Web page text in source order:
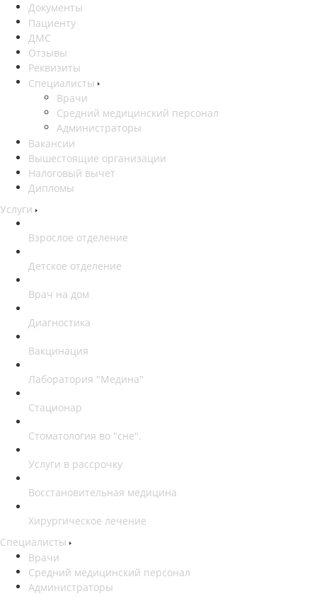
Документы
Пациенту
ДМС
Отзывы
Реквизиты
Специалисты
Врачи
Средний медицинский персонал
Администраторы
Вакансии
Вышестоящие организации
Налоговый вычет
Дипломы
Услуги
Взрослое отделение
Детское отделение
Врач на дом
Диагностика
Вакцинация
Лаборатория "Медина"
Стационар
Стоматология во "сне".
Услуги в рассрочку
Восстановительная медицина
Хирургическое лечение
Специалисты
Врачи
Средний медицинский персонал
Администраторы